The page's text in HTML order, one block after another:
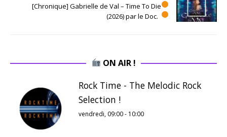
[Chronique] Gabrielle de Val – Time To Die
(2026) par le Doc.
ON AIR !
Rock Time - The Melodic Rock
Selection !
vendredi, 09:00- 10:00